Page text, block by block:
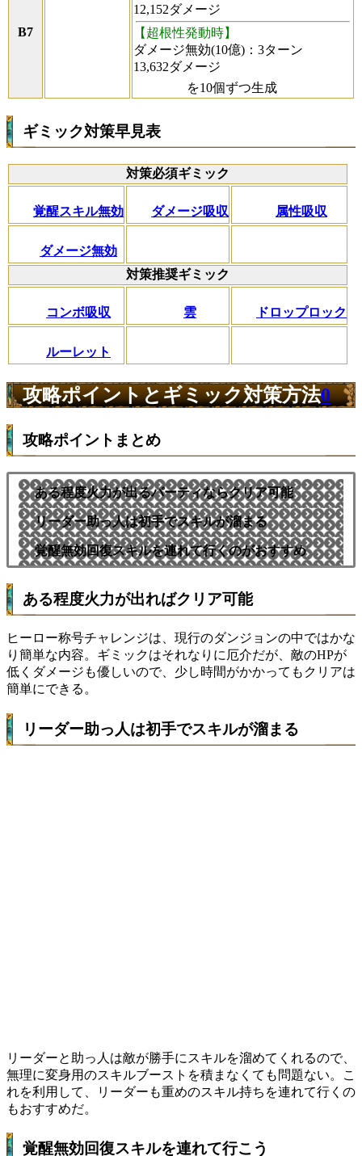
B7
12,152ダメージ
【超根性発動時】
ダメージ無効(10億)：3ターン
13,632ダメージ
を10個ずつ生成
ギミック対策早見表
対策必須ギミック
覚醒スキル無効 ダメージ吸収 属性吸収
ダメージ無効
対策推奨ギミック
コンボ吸収 雲 ドロップロック
ルーレット
攻略ポイントとギミック対策方法0
攻略ポイントまとめ
ある程度火力が出るパーティならクリア可能
リーダー助っ人は初手でスキルが溜まる
覚醒無効回復スキルを連れて行くのがおすすめ
ある程度火力が出ればクリア可能
ヒーロー称号チャレンジは、現行のダンジョンの中ではかな
り簡単な内容。ギミックはそれなりに厄介だが、敵のHPが
低くダメージも優しいので、少し時間がかかってもクリアは
簡単にできる。
リーダー助っ人は初手でスキルが溜まる
リーダーと助っ人は敵が勝手にスキルを溜めてくれるので、
無理に変身用のスキルブーストを積まなくても問題ない。こ
れを利用して、リーダーも重めのスキル持ちを連れて行くの
もおすすめだ。
覚醒無効回復スキルを連れて行こう